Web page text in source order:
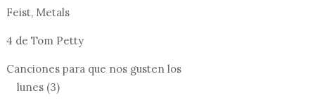
Feist, Metals
4 de Tom Petty
Canciones para que nos gusten los
lunes (3)